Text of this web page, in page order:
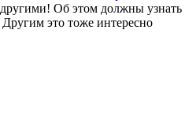
Об этом должны узнать
это тоже интересно